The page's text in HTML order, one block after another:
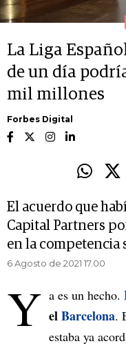
La Liga
de un día
mil millones
Forbes Digital
El acuerdo que
Capital Partners
en la competencia
6 Agosto de 2021 17.00
Y a es un hecho.
elBarcelona.
estaba ya